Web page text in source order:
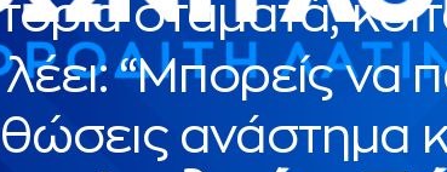
σταματά,
λέει: “Μπορείς να
ανάστημα